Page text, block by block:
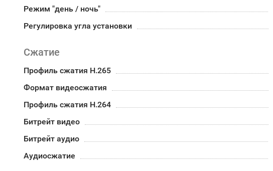
Режим "день / ночь"
Регулировка угла установки
Сжатие
Профиль сжатия H.265
Формат видеосжатия
Профиль сжатия H.264
Битрейт видео
Битрейт аудио
Аудиосжатие